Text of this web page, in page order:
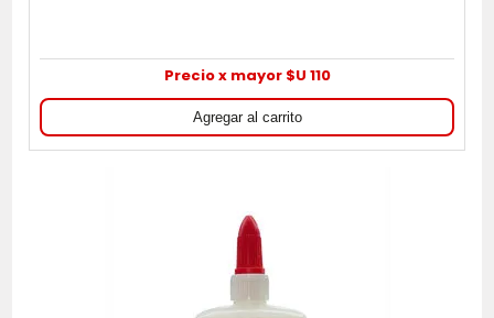
Precio x mayor $U 110